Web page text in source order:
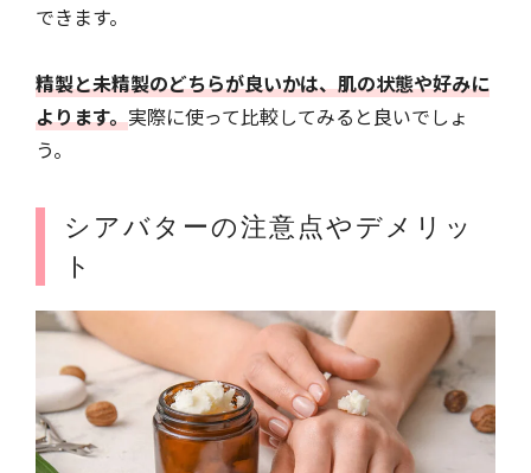
できます。
精製と未精製のどちらが良いかは、肌の状態や好みに
よります。実際に使って比較してみると良いでしょ
う。
シアバターの注意点やデメリッ
ト